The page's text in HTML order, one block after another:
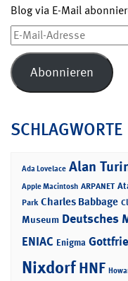
Blog via E-Mail
E-
Mail-
Adresse
Abonnieren
SCHLAGWORTE
Ada Lovelace Alan
Apple Macintosh ARPANET
Park Charles Babbage
Museum Deutsches
ENIAC Enigma
NixdorfHNF